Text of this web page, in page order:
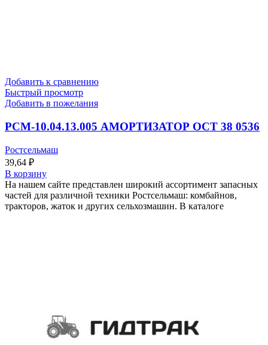
Добавить к сравнению
Быстрый просмотр
Добавить в пожелания
РСМ-10.04.13.005 АМОРТИЗАТОР ОСТ 38 0536
Ростсельмаш
39,64 ₽
В корзину
На нашем сайте представлен широкий ассортимент запасных
частей для различной техники Ростсельмаш: комбайнов,
тракторов, жаток и других сельхозмашин. В каталоге